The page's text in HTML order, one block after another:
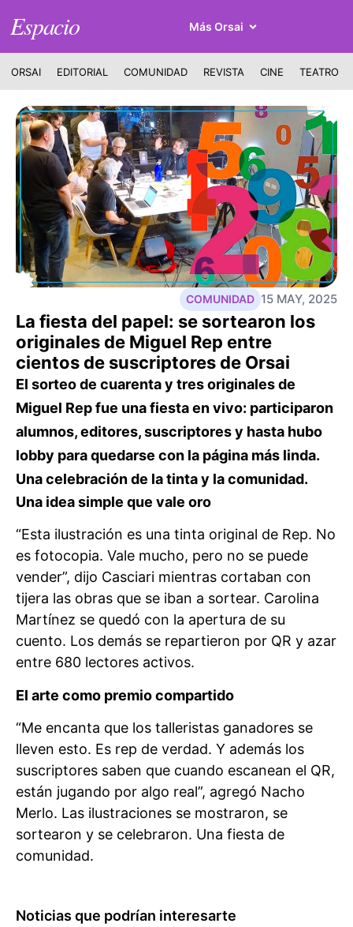
Espacio Más Orsai
ORSAI EDITORIAL COMUNIDAD REVISTA CINE TEATRO
15 MAY, 2025
COMUNIDAD
La fiesta del papel: se sortearon los
originales de Miguel Rep entre
cientos de suscriptores de Orsai
El sorteo de cuarenta y tres originales de
Miguel Rep fue una fiesta en vivo: participaron
alumnos, editores, suscriptores y hasta hubo
lobby para quedarse con la página más linda.
Una celebración de la tinta y la comunidad.
Una idea simple que vale oro
“Esta ilustración es una tinta original de Rep. No
es fotocopia. Vale mucho, pero no se puede
vender”, dijo Casciari mientras cortaban con
tijera las obras que se iban a sortear. Carolina
Martínez se quedó con la apertura de su
cuento. Los demás se repartieron por QR y azar
entre 680 lectores activos.
El arte como premio compartido
“Me encanta que los talleristas ganadores se
lleven esto. Es rep de verdad. Y además los
suscriptores saben que cuando escanean el QR,
están jugando por algo real”, agregó Nacho
Merlo. Las ilustraciones se mostraron, se
sortearon y se celebraron. Una fiesta de
comunidad.
Noticias que podrían interesarte